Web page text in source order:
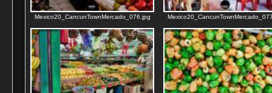
Mexico20_CancunTownMercado_076.jpg